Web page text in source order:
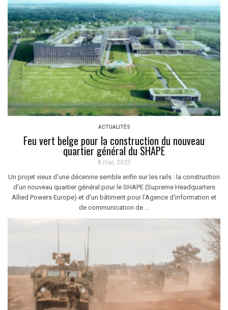
ACTUALITÉS
Feu vert belge pour la construction du nouveau
quartier général du SHAPE
8 mai, 2025
Un projet vieux d’une décennie semble enfin sur les rails : la construction
d’un nouveau quartier général pour le SHAPE (Supreme Headquarters
Allied Powers Europe) et d’un bâtiment pour l’Agence d'information et
de communication de ...